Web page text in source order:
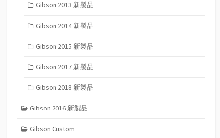
Gibson 2013 新製品
Gibson 2014 新製品
Gibson 2015 新製品
Gibson 2017 新製品
Gibson 2018 新製品
Gibson 2016 新製品
Gibson Custom